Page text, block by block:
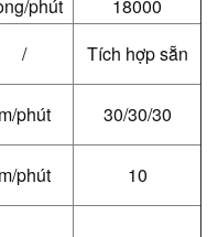
phút
18000
/ Tích hợp sẵn
m/phút
30/30/30
m/phút
10